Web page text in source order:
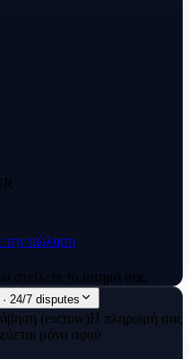
την πώληση
στείλετε το αίτημά σας.
24/7 disputes
(escrow)Η πληρωμή σας
μόνο αφού